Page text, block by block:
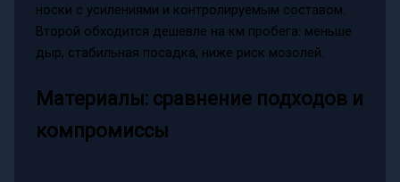
носки с усилениями и контролируемым составом.
Второй обходится дешевле на км пробега: меньше
дыр, стабильная посадка, ниже риск мозолей.
Материалы: сравнение подходов и
компромиссы